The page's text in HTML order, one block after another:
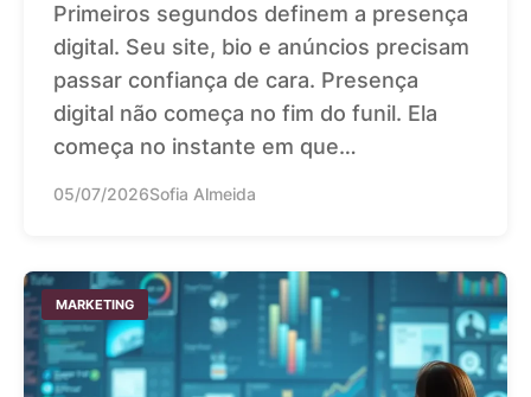
Primeiros segundos definem a presença
digital. Seu site, bio e anúncios precisam
passar confiança de cara. Presença
digital não começa no fim do funil. Ela
começa no instante em que…
05/07/2026Sofia Almeida
MARKETING